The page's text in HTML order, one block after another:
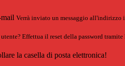
Verrà inviato un messaggio all'indirizzo
Effettua il reset della password tramite
la casella di posta elettronica!